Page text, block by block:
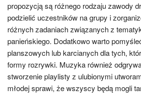
propozycją są różnego rodzaju zawody
podzielić uczestników na grupy i
różnych zadaniach związanych z
panieńskiego. Dodatkowo warto
planszowych lub karcianych dla tych,
formy rozrywki. Muzyka również
stworzenie playlisty z ulubionymi
młodej sprawi, że wszyscy będą mogli